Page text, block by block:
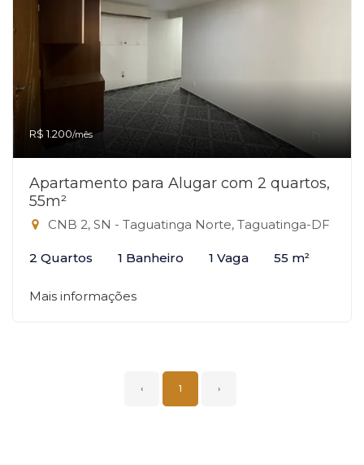
R$ 1.200/mês
Apartamento para Alugar com 2 quartos,
55m²
CNB 2, SN - Taguatinga Norte, Taguatinga-DF
2 Quartos 1 Banheiro 1 Vaga 55 m²
Mais informações
‹ 1 ›